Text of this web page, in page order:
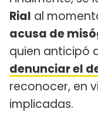
Rial al
acusa de
quien anticipó
denunciar el
reconocer, en
implicadas.